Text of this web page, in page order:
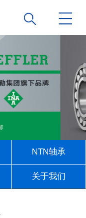
NTN轴承
关于我们